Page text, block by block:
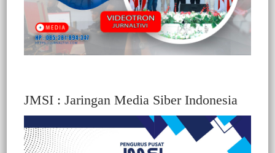
JMSI : Jaringan Media Siber Indonesia